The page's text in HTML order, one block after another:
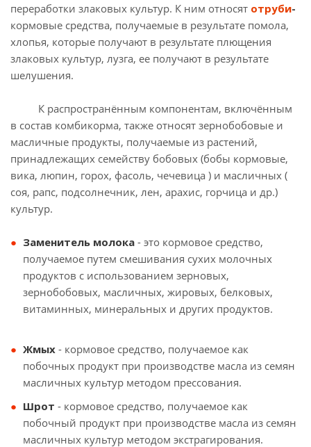
переработки злаковых культур. К ним относят отруби-
кормовые средства, получаемые в результате помола,
хлопья, которые получают в результате плющения
злаковых культур, лузга, ее получают в результате
шелушения.
К распространённым компонентам, включённым
в состав комбикорма, также относят зернобобовые и
масличные продукты, получаемые из растений,
принадлежащих семейству бобовых (бобы кормовые,
вика, люпин, горох, фасоль, чечевица ) и масличных (
соя, рапс, подсолнечник, лен, арахис, горчица и др.)
культур.
Заменитель молока - это кормовое средство,
получаемое путем смешивания сухих молочных
продуктов с использованием зерновых,
зернобобовых, масличных, жировых, белковых,
витаминных, минеральных и других продуктов.
Жмых - кормовое средство, получаемое как
побочных продукт при производстве масла из семян
масличных культур методом прессования.
Шрот - кормовое средство, получаемое как
побочный продукт при производстве масла из семян
масличных культур методом экстрагирования.